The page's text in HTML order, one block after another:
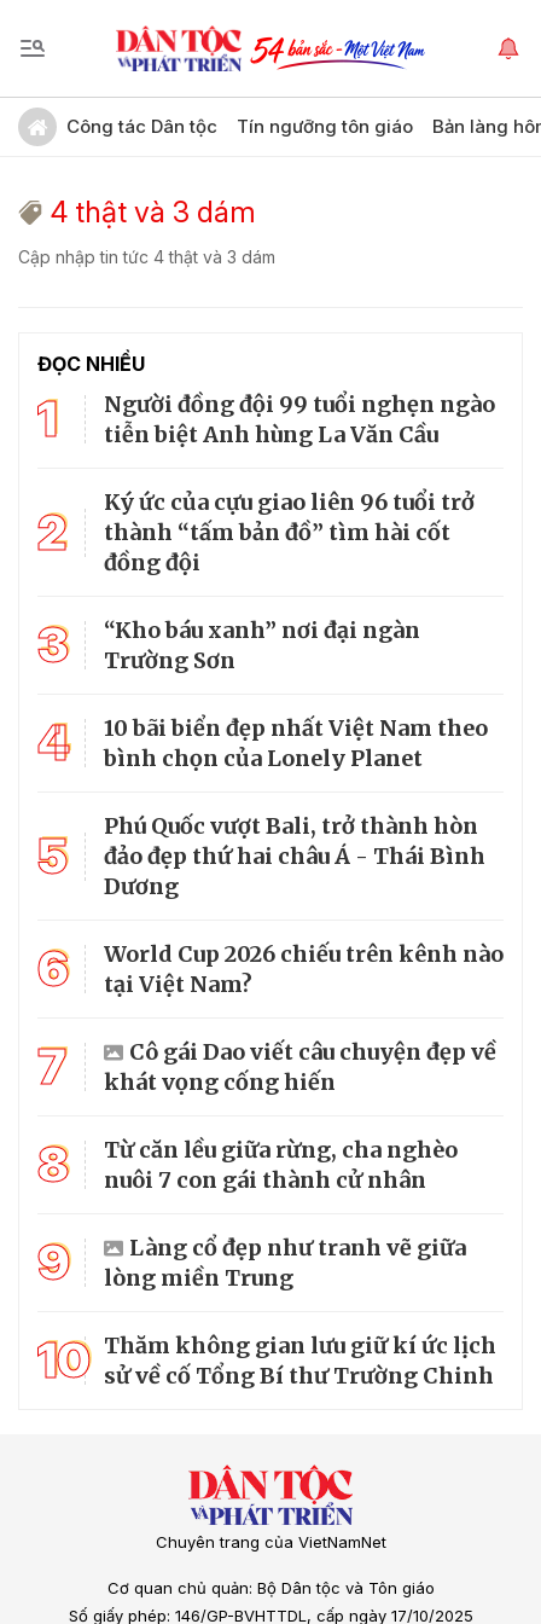
Công tác Dân tộc Tín ngưỡng tôn giáo Bản làng
4 thật và 3 dám
Cập nhập tin tức 4 thật và 3 dám
ĐỌC NHIỀU
1
Người đồng đội 99 tuổi nghẹn ngào
tiễn biệt Anh hùng La Văn Cầu
2
Ký ức của cựu giao liên 96 tuổi trở
thành “tấm bản đồ” tìm hài cốt
đồng đội
3
“Kho báu xanh” nơi đại ngàn
Trường Sơn
4
10 bãi biển đẹp nhất Việt Nam theo
bình chọn của Lonely Planet
5
Phú Quốc vượt Bali, trở thành hòn
đảo đẹp thứ hai châu Á - Thái Bình
Dương
6
World Cup 2026 chiếu trên kênh nào
tại Việt Nam?
7
Cô gái Dao viết câu chuyện đẹp về
khát vọng cống hiến
8
Từ căn lều giữa rừng, cha nghèo
nuôi 7 con gái thành cử nhân
9
Làng cổ đẹp như tranh vẽ giữa
lòng miền Trung
10 Thăm không gian lưu giữ kí ức lịch
sử về cố Tổng Bí thư Trường Chinh
Chuyên trang của VietNamNet
Cơ quan chủ quản: Bộ Dân tộc và Tôn giáo
Số giấy phép: 146/GP-BVHTTDL, cấp ngày 17/10/2025